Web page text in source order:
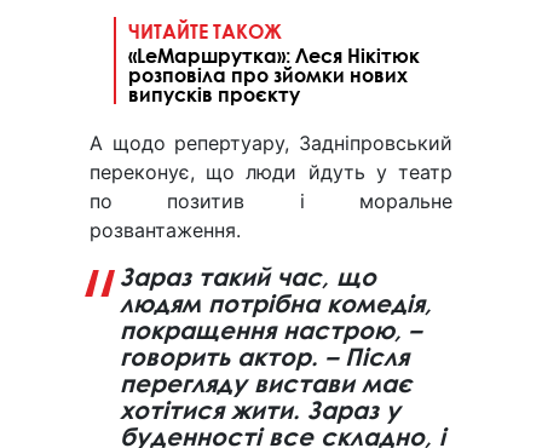
ЧИТАЙТЕ ТАКОЖ
«LeМаршрутка»: Леся Нікітюк
розповіла про зйомки нових
випусків проєкту
А щодо репертуару, Задніпровський
переконує, що люди йдуть у театр
по позитив і моральне
розвантаження.
Зараз такий час, що
людям потрібна комедія,
покращення настрою, –
говорить актор. – Після
перегляду вистави має
хотітися жити. Зараз у
буденності все складно, і